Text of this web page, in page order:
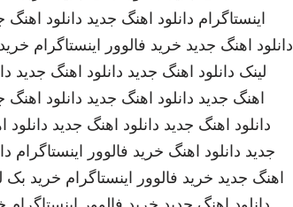
اینستاگرام دانلود اهنگ جدید دانلود اهنگ
دانلود اهنگ جدید خرید فالوور اینستاگرام
لینک دانلود اهنگ جدید دانلود اهنگ جدید
اهنگ جدید دانلود اهنگ جدید دانلود اهنگ
دانلود اهنگ جدید دانلود اهنگ جدید دانلود
جدید دانلود اهنگ خرید فالوور اینستاگرام
اهنگ جدید خرید فالوور اینستاگرام خرید بک